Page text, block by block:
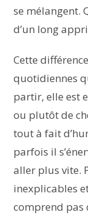
se mélangent.
d’un long
Cette
quotidiennes
partir, elle est
ou plutôt de
tout à fait
parfois il
aller plus vite.
inexplicables
comprend pas